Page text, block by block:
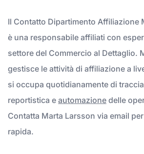
Il Contatto Dipartimento Affiliazione
è una responsabile affiliati con
settore del Commercio al Dettaglio.
gestisce le attività di affiliazione a
si occupa quotidianamente di
reportistica e automazione delle
Contatta Marta Larsson via email
rapida.